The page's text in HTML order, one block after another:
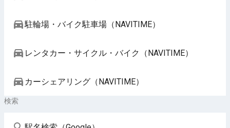
駐輪場・バイク駐車場（NAVITIME）
レンタカー・サイクル・バイク（NAVITIME）
カーシェアリング（NAVITIME）
検索